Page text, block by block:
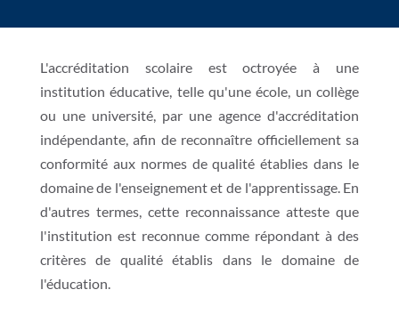
L'accréditation scolaire est octroyée à une
institution éducative, telle qu'une école, un collège
ou une université, par une agence d'accréditation
indépendante, afin de reconnaître officiellement sa
conformité aux normes de qualité établies dans le
domaine de l'enseignement et de l'apprentissage. En
d'autres termes, cette reconnaissance atteste que
l'institution est reconnue comme répondant à des
critères de qualité établis dans le domaine de
l'éducation.